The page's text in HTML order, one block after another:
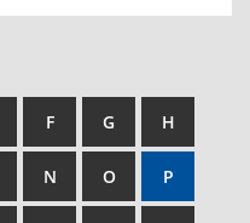
F G H
N O P